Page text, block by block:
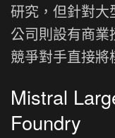
研究，但針對大
公司則設有商
競爭對手直接將
Mistral
Foundry